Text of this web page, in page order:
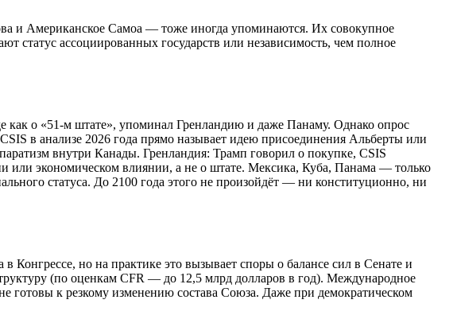
и Американское Самоа — тоже иногда упоминаются. Их совокупное
статус ассоциированных государств или независимость, чем полное
как о «51-м штате», упоминал Гренландию и даже Панаму. Однако опрос
в анализе 2026 года прямо называет идею присоединения Альберты или
внутри Канады. Гренландия: Трамп говорил о покупке, CSIS
или экономическом влиянии, а не о штате. Мексика, Куба, Панама — только
статуса. До 2100 года этого не произойдёт — ни конституционно, ни
но на практике это вызывает споры о балансе сил в Сенате и
(по оценкам CFR — до 12,5 млрд долларов в год). Международное
готовы к резкому изменению состава Союза. Даже при демократическом